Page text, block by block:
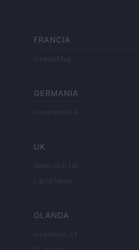
FRANCIA
InvestirMag
GERMANIA
Investieren24
UK
News Hub UK
Lgbtq News
OLANDA
Investeren 24